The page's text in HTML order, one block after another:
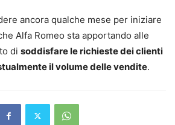
ancora qualche mese per iniziare
Alfa Romeo sta apportando alle
di soddisfare le richieste dei clienti
il volume delle vendite.